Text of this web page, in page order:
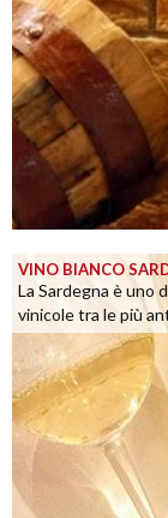
VINO BIANCO
La Sardegna è uno
vinicole tra le più